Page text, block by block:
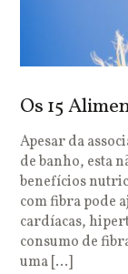
Os 15
Apesar da
de banho, esta
benefícios
com fibra pode
cardíacas,
consumo de
uma […]